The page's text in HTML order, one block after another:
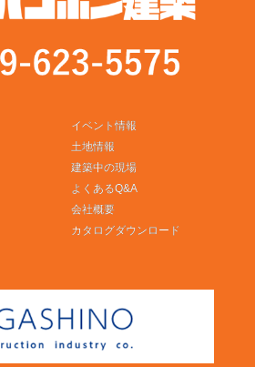
イベント情報
土地情報
建築中の現場
よくあるQ&A
会社概要
カタログダウンロード